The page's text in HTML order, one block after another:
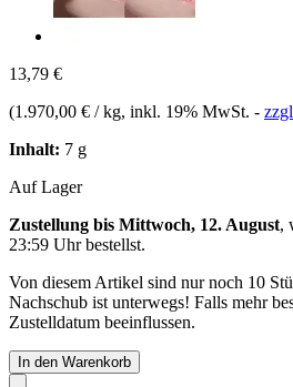
13,79 €
(1.970,00 € / kg, inkl. 19% MwSt. -
Inhalt: 7 g
Auf Lager
Zustellung bis Mittwoch, 12. August,
23:59 Uhrbestellst.
Von diesem Artikel sind nur noch 10
Nachschub ist unterwegs! Falls mehr
Zustelldatum beeinflussen.
In den Warenkorb